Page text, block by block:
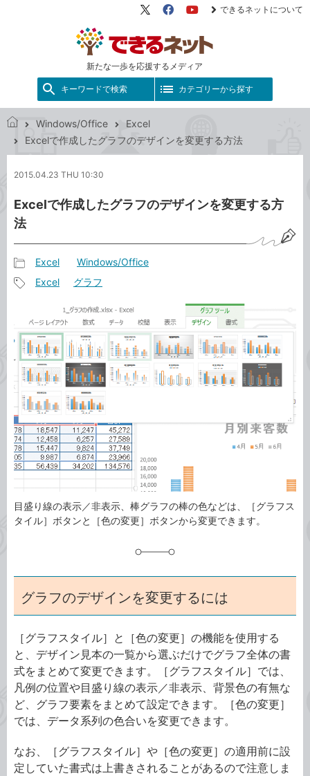
新たな一歩を応援するメディア
X（旧
FacebookYouTube
できるネットについて
キーワードで検索 カテゴリーから探す
で
ネ
ト
Windows/Office
Excel
Excelで作成したグラフのデザインを変更する方法
2015.04.23 THU 10:30
Excelで作成したグラフのデザインを変更する方
法
事
テ
ゴ
リ
Excel Windows/Office
タ
グ
Excel グラフ
目盛り線の表示／非表示、棒グラフの棒の色などは、［グラフス
タイル］ボタンと［色の変更］ボタンから変更できます。
グラフのデザインを変更するには
［グラフスタイル］と［色の変更］の機能を使用する
と、デザイン見本の一覧から選ぶだけでグラフ全体の書
式をまとめて変更できます。［グラフスタイル］では、
凡例の位置や目盛り線の表示／非表示、背景色の有無な
ど、グラフ要素をまとめて設定できます。［色の変更］
では、データ系列の色合いを変更できます。
なお、［グラフスタイル］や［色の変更］の適用前に設
定していた書式は上書きされることがあるので注意しま